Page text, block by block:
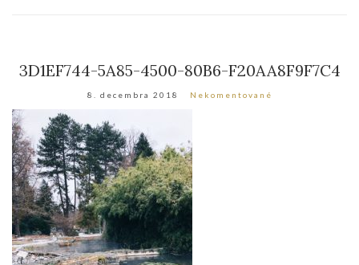
3D1EF744-5A85-4500-80B6-F20AA8F9F7C4
8. decembra 2018 Nekomentované